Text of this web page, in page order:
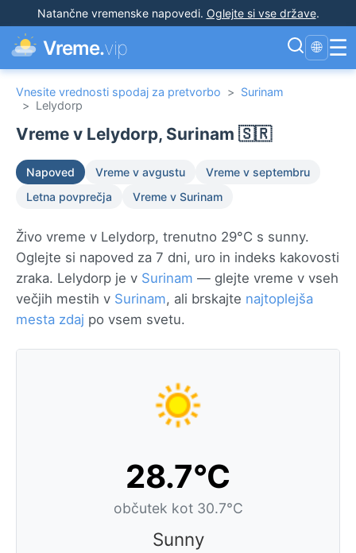
Natančne vremenske napovedi. Oglejte si vse države.
Vreme.vip 🌐 ☰
Vnesite vrednosti spodaj za pretvorbo > Surinam
> Lelydorp
Vreme v Lelydorp, Surinam 🇸🇷
Napoved Vreme v avgustu
Vreme v septembru
Letna povprečja
Vreme v Surinam
Živo vreme v Lelydorp, trenutno 29°C s sunny.
Oglejte si napoved za 7 dni, uro in indeks kakovosti
zraka. Lelydorp je v Surinam — glejte vreme v vseh
večjih mestih v Surinam, ali brskajte najtoplejša
mesta zdaj po vsem svetu.
28.7°C
občutek kot 30.7°C
Sunny